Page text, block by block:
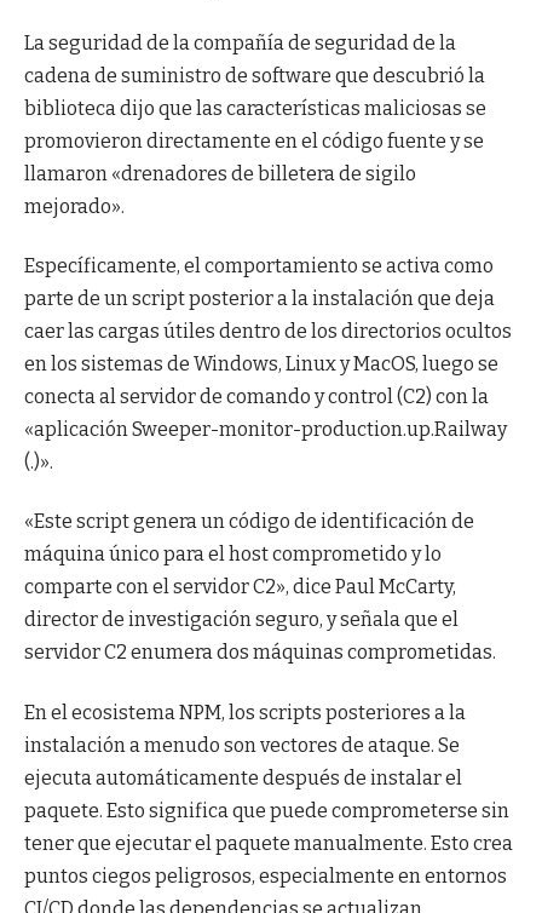
La seguridad de la compañía de seguridad de la
cadena de suministro de software que descubrió la
biblioteca dijo que las características maliciosas se
promovieron directamente en el código fuente y se
llamaron «drenadores de billetera de sigilo
mejorado».
Específicamente, el comportamiento se activa como
parte de un script posterior a la instalación que deja
caer las cargas útiles dentro de los directorios ocultos
en los sistemas de Windows, Linux y MacOS, luego se
conecta al servidor de comando y control (C2) con la
«aplicación Sweeper-monitor-production.up.Railway
(.)».
«Este script genera un código de identificación de
máquina único para el host comprometido y lo
comparte con el servidor C2», dice Paul McCarty,
director de investigación seguro, y señala que el
servidor C2 enumera dos máquinas comprometidas.
En el ecosistema NPM, los scripts posteriores a la
instalación a menudo son vectores de ataque. Se
ejecuta automáticamente después de instalar el
paquete. Esto significa que puede comprometerse sin
tener que ejecutar el paquete manualmente. Esto crea
puntos ciegos peligrosos, especialmente en entornos